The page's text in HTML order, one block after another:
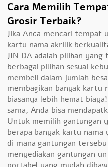
Cara Memilih
Grosir Terbaik?
Jika Anda mencari tempat
kartu nama akrilik
JIN DA adalah pilihan
berbagai pilihan sesuai
membeli dalam jumlah
membagikan banyak kartu
biasanya lebih hemat
sama, Anda bisa
Untuk memilih gantungan
berapa banyak kartu nama
di mana gantungan
menyediakan gantungan